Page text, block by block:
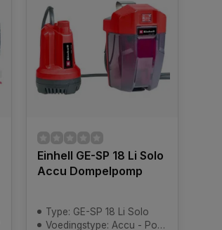
Einhell GE-SP 18 Li Solo
Accu Dompelpomp
Type: GE-SP 18 Li Solo
Voedingstype: Accu - Power-X-Change